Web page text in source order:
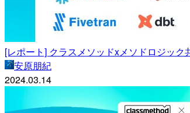
[レポート] クラスメソッドxメソドロジック
安原朋紀
2024.03.14